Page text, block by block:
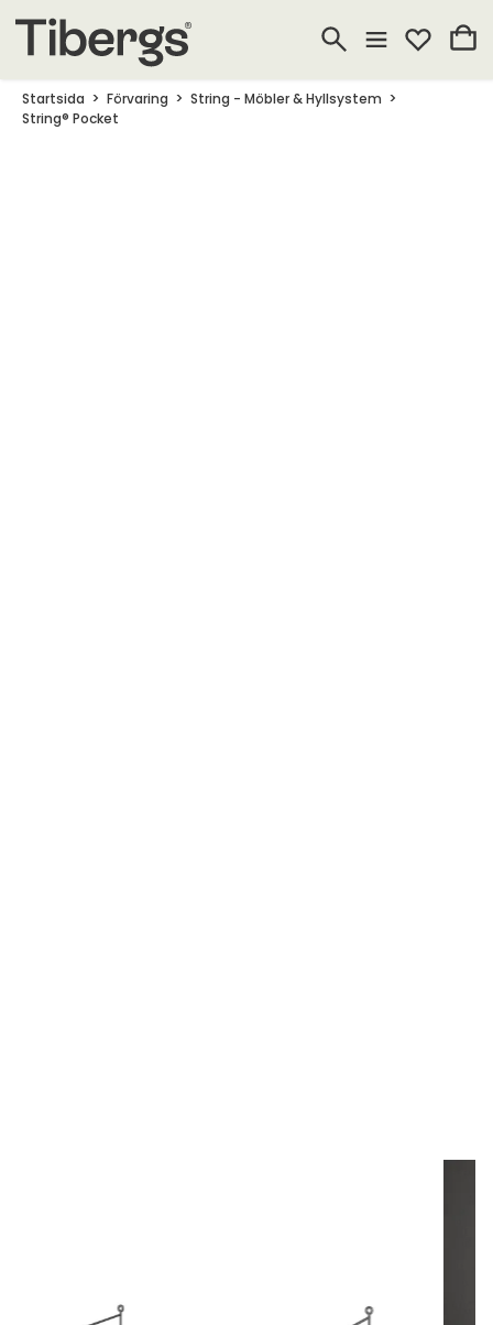
Startsida Förvaring
String - Möbler & Hyllsystem
String® Pocket